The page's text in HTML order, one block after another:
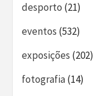
desporto (21)
eventos (532)
exposições (202)
fotografia(14)